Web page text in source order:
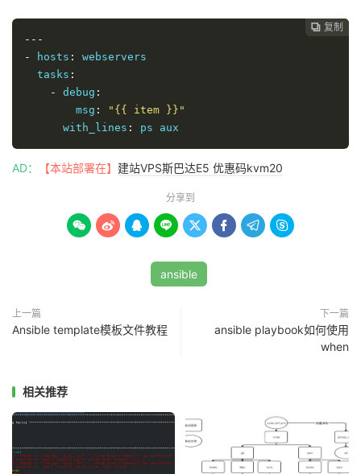
 复制
 复制
 复制
---
-
hosts :
webservers
  tasks
:
-
debug :
        msg
:
"{{ item }}"
      with_lines
: ps aux
AD： 【本站部署在】 建站VPS斯巴达E5 优惠码kvm20
分享到
       
ansible
上一篇
Ansible template模板文件教程
下一篇
ansible playbook如何使用
when
相关推荐